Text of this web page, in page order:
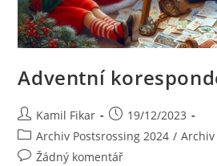
Adventní
Kamil Fikar
19/12/2023
Archiv Postsrossing 2024 / Archiv
Žádný komentář